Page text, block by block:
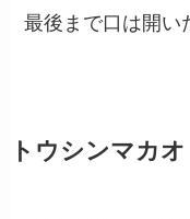
最後まで口は開い
トウシンマ